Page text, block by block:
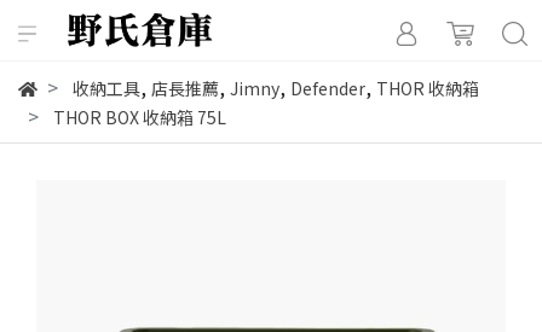
收納工具, 店長推薦, Jimny, Defender, THOR 收納箱
THOR BOX 收納箱 75L